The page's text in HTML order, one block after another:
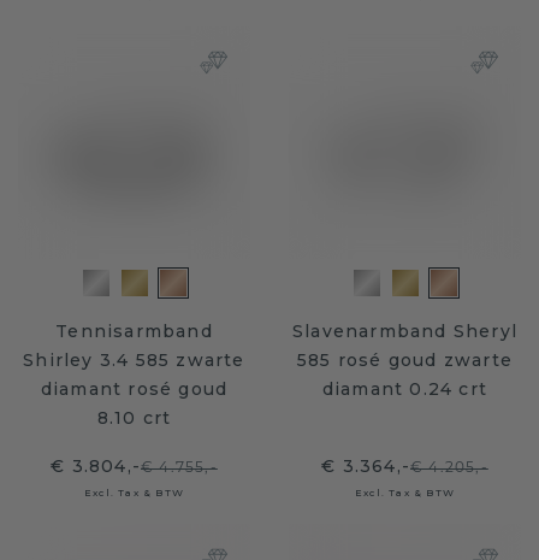
Tennisarmband
Shirley 3.4 585 zwarte
diamant rosé goud
8.10 crt
€ 3.804,-€ 4.755,-
Excl. Tax & BTW
Slavenarmband Sheryl
585 rosé goud zwarte
diamant 0.24 crt
€ 3.364,-€ 4.205,-
Excl. Tax & BTW